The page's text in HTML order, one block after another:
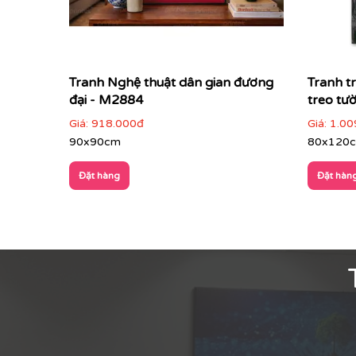
Tranh Nghệ thuật dân gian đương
đại - M2884
Giá: 918.000đ
90x90cm
Đặt hàng
Tranh
treo
Giá:
Đặt